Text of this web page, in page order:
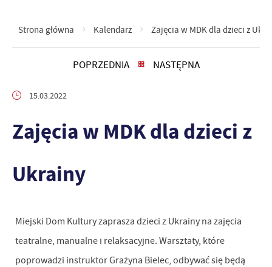
Strona główna Kalendarz Zajęcia w MDK dla dzieci z
POPRZEDNIA NASTĘPNA
15.03.2022
Zajęcia w MDK dla dzieci z
Ukrainy
Miejski Dom Kultury zaprasza dzieci z Ukrainy na zajęcia
teatralne, manualne i relaksacyjne. Warsztaty, które
poprowadzi instruktor Grażyna Bielec, odbywać się będą